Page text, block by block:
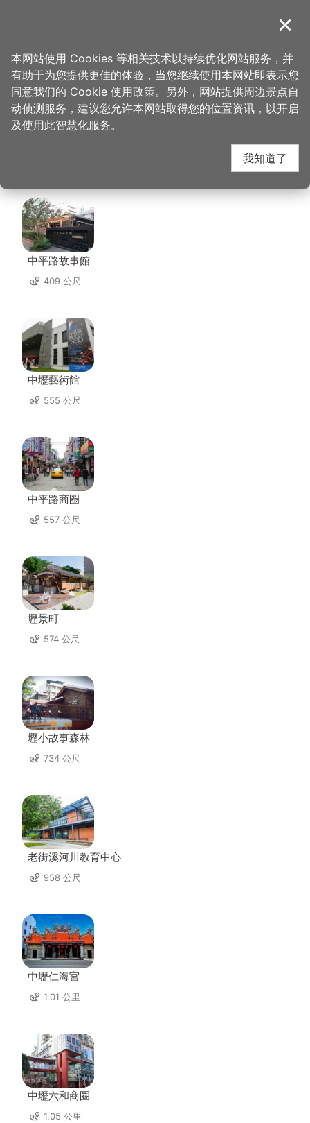
導覽
首页 > 想去的地方 > 住宿 > 长缇都会商务旅馆
长缇都会商务旅馆 周边
景点
中平路故事館
409 公尺
中壢藝術館
555 公尺
中平路商圈
557 公尺
壢景町
574 公尺
壢小故事森林
734 公尺
老街溪河川教育中心
958 公尺
中壢仁海宮
1.01 公里
中壢六和商圈
1.05 公里
关闭
本网站使用 Cookies 等相关技术以持续优化网站服务，并
有助于为您提供更佳的体验，当您继续使用本网站即表示您
同意我们的 Cookie 使用政策。另外，网站提供周边景点自
动侦测服务，建议您允许本网站取得您的位置资讯，以开启
及使用此智慧化服务。
我知道了